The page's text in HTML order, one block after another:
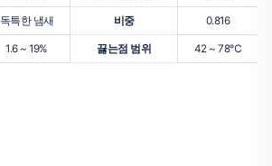
독특한 냄새 비중 0.816
1.6 ~ 19% 끓는점 범위 42 ~ 78℃